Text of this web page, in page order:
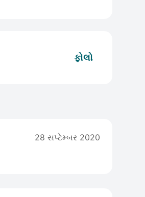
ફોલો
28 સપ્ટેમ્બર 2020